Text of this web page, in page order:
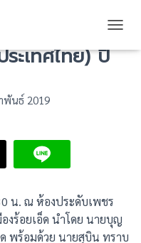
ร่วมงานวันต่อ
ะเทศไทย) ปี
พันธ์ 2019
น. ณ ห้องประดับเพชร
งร้อยเอ็ด นำโดย นายบุญ
พร้อมด้วย นายสุบิน ทราบ